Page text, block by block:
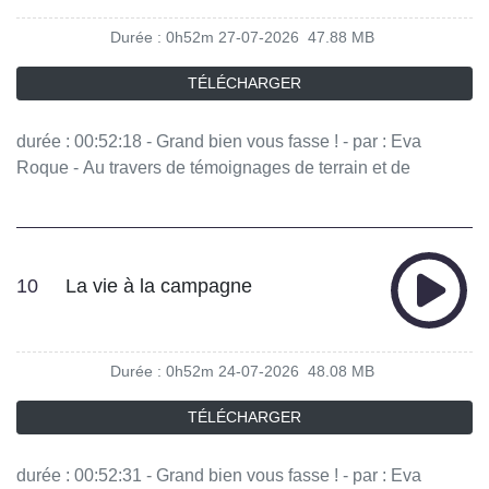
Prost Photographe Vous aimez ce podcast ? Pour écouter
tous les épisodes sans limite, rendez-vous sur Radio
France
Durée : 0h52m 27-07-2026 47.88 MB
TÉLÉCHARGER
durée : 00:52:18 - Grand bien vous fasse ! - par : Eva
Roque - Au travers de témoignages de terrain et de
Ben Younes, Manon Latour, Johanna Houssin Vous aimez
ce podcast ? Pour écouter tous les épisodes sans limite,
rendez-vous sur Radio France
10 La vie à la campagne
Durée : 0h52m 24-07-2026 48.08 MB
TÉLÉCHARGER
durée : 00:52:31 - Grand bien vous fasse ! - par : Eva